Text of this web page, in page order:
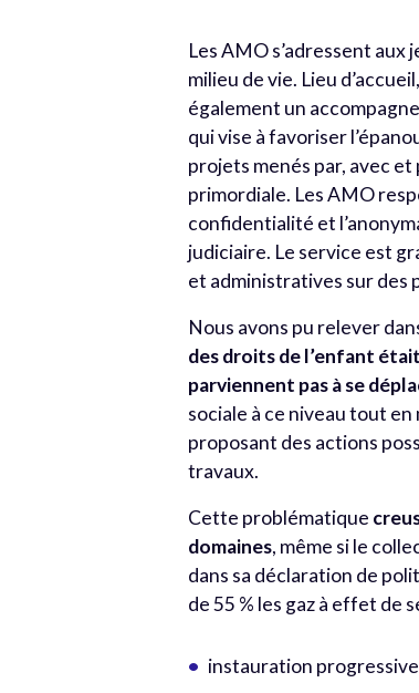
Les AMO s’adressent aux
milieu de vie. Lieu
également un
qui vise à favoriser
projets menés par, avec
primordiale. Les AMO
confidentialité et
judiciaire. Le service est
et administratives sur des
Nous avons pu relever
des droits de l’enfant
parviennent pas à se
sociale à ce niveau tout
proposant des actions
travaux.
Cette problématique
domaines, même si le
dans sa déclaration de
de 55 % les gaz à effet de
instauration